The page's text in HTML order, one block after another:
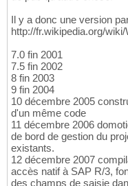
Il y a donc une version
http://fr.wikipedia.org/
7.0 fin 2001
7.5 fin 2002
8 fin 2003
9 fin 2004
10 décembre 2005
d'un même code
11 décembre 2006
de bord de gestion du
existants.
12 décembre 2007
accès natif à SAP R/3,
des champs de saisie